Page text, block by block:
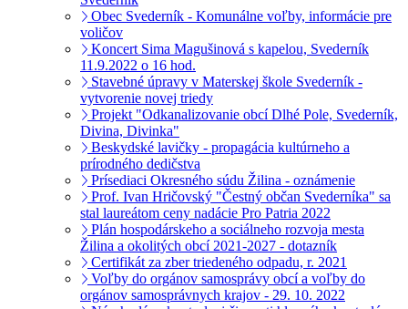
Obec Svederník - Komunálne voľby, informácie pre
voličov
Koncert Sima Magušinová s kapelou, Svederník
11.9.2022 o 16 hod.
Stavebné úpravy v Materskej škole Svederník -
vytvorenie novej triedy
Projekt "Odkanalizovanie obcí Dlhé Pole, Svederník,
Divina, Divinka"
Beskydské lavičky - propagácia kultúrneho a
prírodného dedičstva
Prísediaci Okresného súdu Žilina - oznámenie
Prof. Ivan Hričovský "Čestný občan Svederníka" sa
stal laureátom ceny nadácie Pro Patria 2022
Plán hospodárskeho a sociálneho rozvoja mesta
Žilina a okolitých obcí 2021-2027 - dotazník
Certifikát za zber triedeného odpadu, r. 2021
Voľby do orgánov samosprávy obcí a voľby do
orgánov samosprávnych krajov - 29. 10. 2022